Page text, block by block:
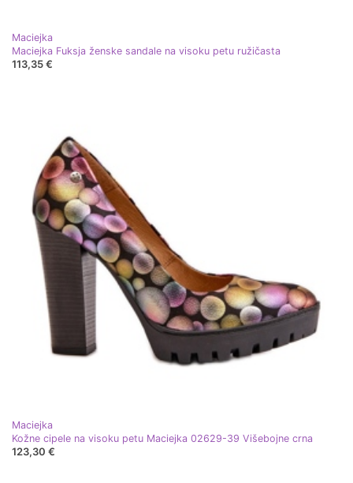
Maciejka
Maciejka Fuksja ženske sandale na visoku petu ružičasta
113,35 €
Maciejka
Kožne cipele na visoku petu Maciejka 02629-39 Višebojne crna
123,30 €